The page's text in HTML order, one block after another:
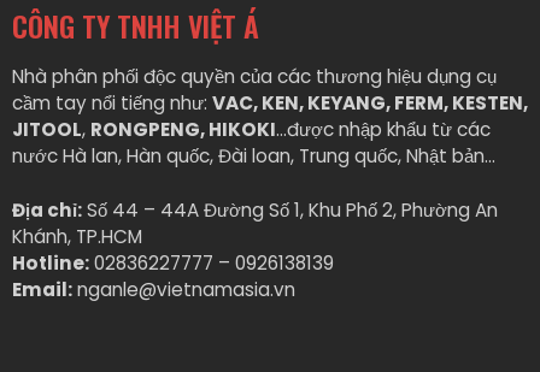
CÔNG TY TNHH VIỆT Á
Nhà phân phối độc quyền của các thương hiệu dụng cụ
cầm tay nổi tiếng như: VAC, KEN, KEYANG, FERM, KESTEN,
JITOOL, RONGPENG, HIKOKI…được nhập khẩu từ các
nước Hà lan, Hàn quốc, Đài loan, Trung quốc, Nhật bản…
Địa chỉ:Số 44 – 44A Đường Số 1, Khu Phố 2, Phường An
Khánh, TP.HCM
Hotline:02836227777 – 0926138139
Email:nganle@vietnamasia.vn